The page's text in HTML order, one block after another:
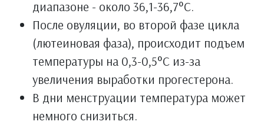
диапазоне - около 36,1-36,7°C.
После овуляции, во второй фазе цикла
(лютеиновая фаза), происходит подъем
температуры на 0,3-0,5°C из-за
увеличения выработки прогестерона.
В дни менструации температура может
немного снизиться.